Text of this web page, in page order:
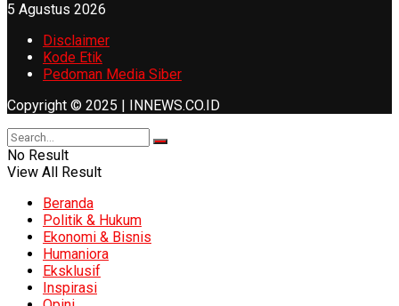
5 Agustus 2026
Disclaimer
Kode Etik
Pedoman Media Siber
Copyright © 2025 | INNEWS.CO.ID
No Result
View All Result
Beranda
Politik & Hukum
Ekonomi & Bisnis
Humaniora
Eksklusif
Inspirasi